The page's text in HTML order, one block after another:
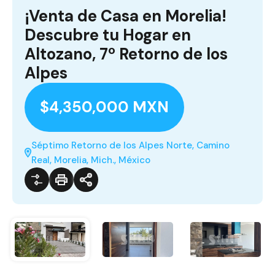
¡Venta de Casa en Morelia!
Descubre tu Hogar en
Altozano, 7º Retorno de los
Alpes
$4,350,000 MXN
Séptimo Retorno de los Alpes Norte, Camino
Real, Morelia, Mich., México